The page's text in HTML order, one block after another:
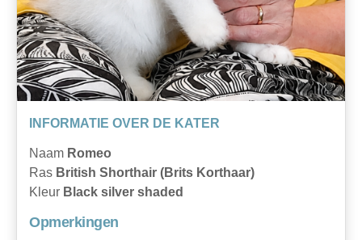
INFORMATIE OVER DE KATER
Naam Romeo
Ras British Shorthair (Brits Korthaar)
Kleur Black silver shaded
Opmerkingen